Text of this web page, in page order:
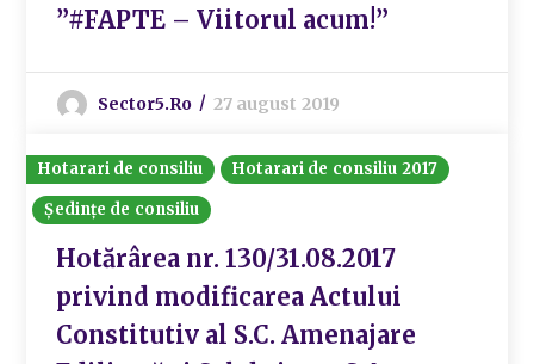
”#FAPTE – Viitorul acum!”
Sector5.ro 27 august 2019
Hotarari de consiliu
Hotarari de consiliu 2017
Ședințe de consiliu
Hotărârea nr. 130/31.08.2017
privind modificarea Actului
Constitutiv al S.C. Amenajare